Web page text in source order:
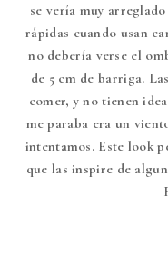
se vería muy
rápidas cuando usan
no debería verse el
de 5 cm de barriga.
comer, y no tienen
me paraba era un
intentamos. Este look
que las inspire de